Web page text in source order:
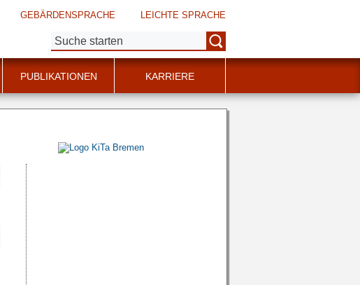
GEBÄRDENSPRACHE LEICHTE SPRACHE
Suche:
PUBLIKATIONEN KARRIERE